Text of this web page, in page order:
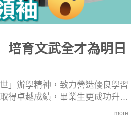
育文武全才為明日
」辦學精神，致力營造優良學習
得卓越成績，畢業生更成功升讀
中醫藥大學及上海交通大學等，
more